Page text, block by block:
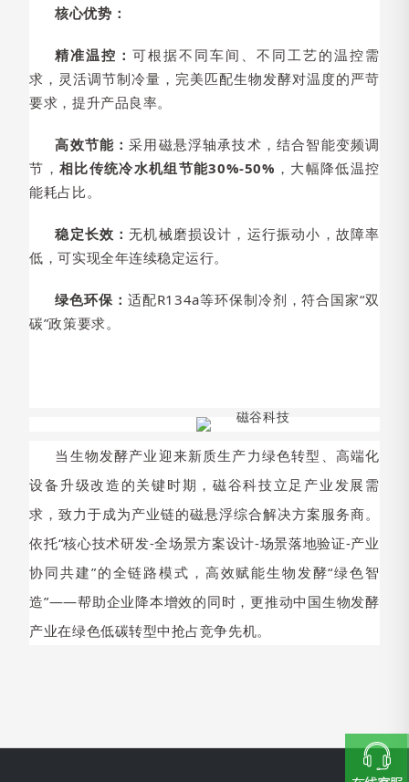
核心优势：
精准温控：可根据不同车间、不同工艺的温控需
求，灵活调节制冷量，完美匹配生物发酵对温度的严苛
要求，提升产品良率。
高效节能：采用磁悬浮轴承技术，结合智能变频调
节，相比传统冷水机组节能30%-50% ，大幅降低温控
能耗占比。
稳定长效：无机械磨损设计，运行振动小，故障率
低，可实现全年连续稳定运行。
绿色环保：适配R134a等环保制冷剂，符合国家“双
碳”政策要求。
当生物发酵产业迎来新质生产力绿色转型、高端化
设备升级改造的关键时期， 磁谷科技立足产业发展需
求，致力于成为产业链的磁悬浮综合解决方案服务商。
依托“核心技术研发-全场景方案设计-场景落地验证-产业
协同共建”的全链路模式，高效赋能生物发酵“绿色智
造”——帮助企业降本增效的同时，更推动中国生物发酵
产业在绿色低碳转型中抢占竞争先机。